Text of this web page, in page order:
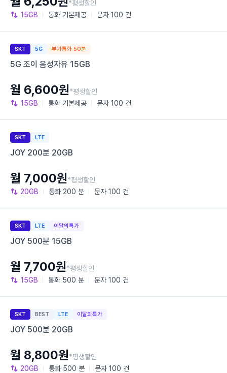
15GB 통화 기본제공 문자 100 건
*평생할인
SKT 5G 부가통화 50분
5G 조이 음성자유 15GB
15GB 통화 기본제공 문자 100 건
월 6,600원*평생할인
SKT LTE
JOY 200분 20GB
20GB 통화 200 분 문자 100 건
월 7,000원*평생할인
SKT LTE 이달의특가
JOY 500분 15GB
15GB 통화 500 분 문자 100 건
월 7,700원*평생할인
SKT BEST LTE 이달의특가
JOY 500분 20GB
20GB 통화 500 분 문자 100 건
월 8,800원*평생할인